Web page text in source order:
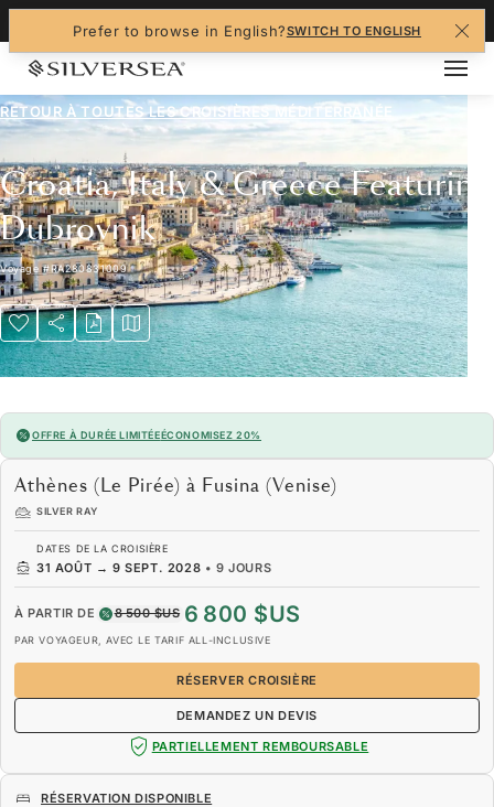
Prefer to browse in English?SWITCH TO ENGLISH
RETOUR À TOUTES LESCROISIÈRES MÉDITERRANÉE
Croatia, Italy & Greece Featuring
Dubrovnik
Voyage#RA280831009
OFFRE À DURÉE LIMITÉEÉCONOMISEZ 20%
Athènes (Le Pirée) à Fusina (Venise)
SILVER RAY
DATES DE LA CROISIÈRE
31 AOÛT → 9 SEPT. 2028 •9 JOURS
À PARTIR DE 8 500 $US 6 800 $US
PAR VOYAGEUR, AVEC LE TARIF ALL-INCLUSIVE
RÉSERVER CROISIÈRE
DEMANDEZ UN DEVIS
PARTIELLEMENT REMBOURSABLE
RÉSERVATION DISPONIBLE